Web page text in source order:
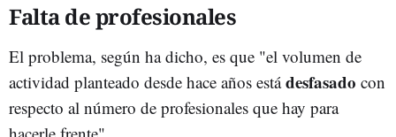
Falta de profesionales
El problema, según ha dicho, es que "el volumen de
actividad planteado desde hace años estádesfasado con
respecto al número de profesionales que hay para